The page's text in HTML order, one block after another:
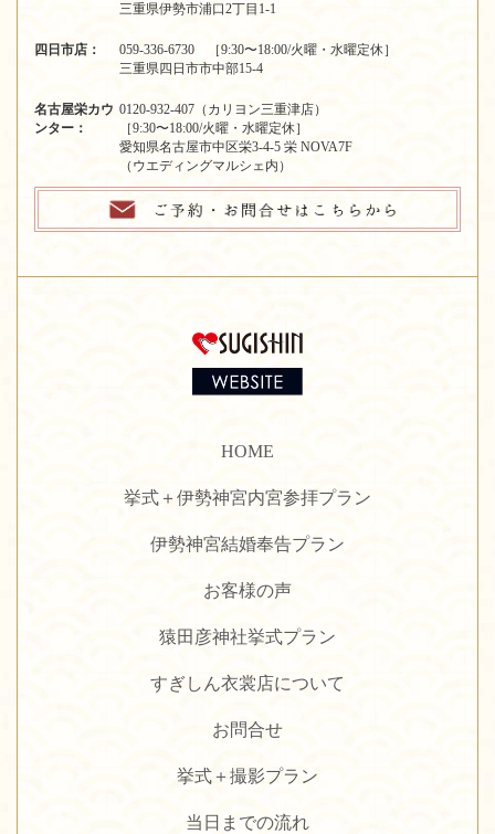
三重県伊勢市浦口2丁目1-1
四日市店：
059-336-6730 ［9:30〜18:00/火曜・水曜定休］
三重県四日市市中部15-4
名古屋栄カウ
ンター：
0120-932-407（カリヨン三重津店）
［9:30〜18:00/火曜・水曜定休］
愛知県名古屋市中区栄3-4-5 栄 NOVA7F
（ウエディングマルシェ内）
HOME
挙式＋伊勢神宮内宮参拝プラン
伊勢神宮結婚奉告プラン
お客様の声
猿田彦神社挙式プラン
すぎしん衣裳店について
お問合せ
挙式＋撮影プラン
当日までの流れ